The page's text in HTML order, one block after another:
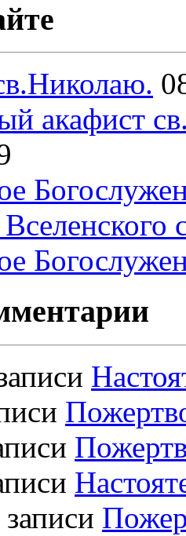
акафист